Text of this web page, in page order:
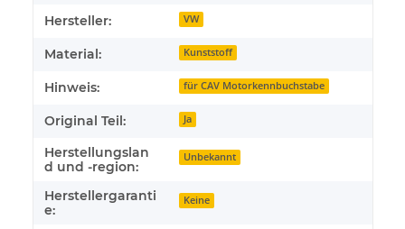
Hersteller: VW
Material: Kunststoff
Hinweis: für CAV Motorkennbuchstabe
Original Teil: Ja
Herstellungslan
d und -region:
Unbekannt
Herstellergaranti
e:
Keine